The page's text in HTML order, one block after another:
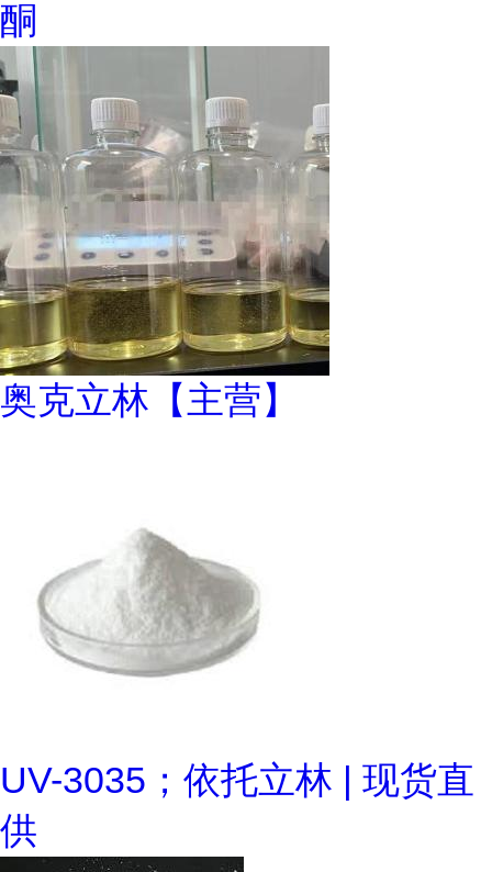
酮
奥克立林【主营】
UV-3035；依托立林 | 现货直
供